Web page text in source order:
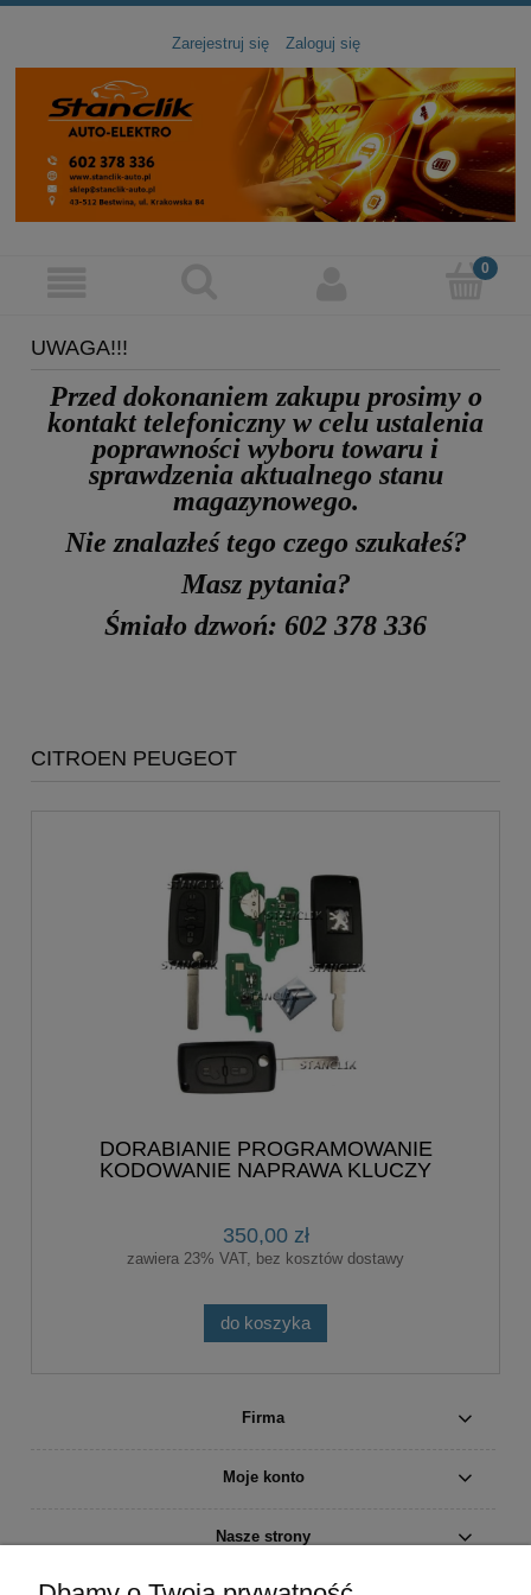
Zarejestruj się Zaloguj się
UWAGA!!!
Przed dokonaniem zakupu prosimy o
kontakt telefoniczny w celu ustalenia
poprawności wyboru towaru i
sprawdzenia aktualnego stanu
magazynowego.
Nie znalazłeś tego czego szukałeś?
Masz pytania?
Śmiało dzwoń: 602 378 336
CITROEN PEUGEOT
DORABIANIE PROGRAMOWANIE
KODOWANIE NAPRAWA KLUCZY
350,00 zł
zawiera 23% VAT, bez kosztów dostawy
do koszyka
Firma
Moje konto
Nasze strony